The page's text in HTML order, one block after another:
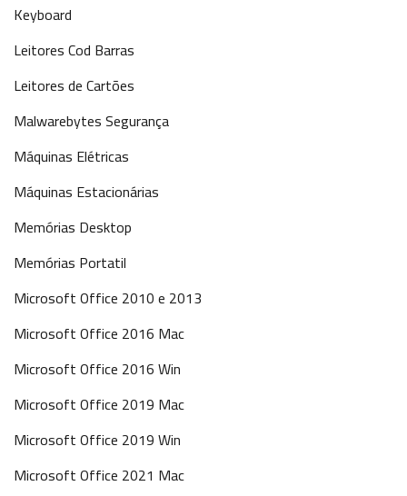
Keyboard
Leitores Cod Barras
Leitores de Cartões
Malwarebytes Segurança
Máquinas Elétricas
Máquinas Estacionárias
Memórias Desktop
Memórias Portatil
Microsoft Office 2010 e 2013
Microsoft Office 2016 Mac
Microsoft Office 2016 Win
Microsoft Office 2019 Mac
Microsoft Office 2019 Win
Microsoft Office 2021 Mac